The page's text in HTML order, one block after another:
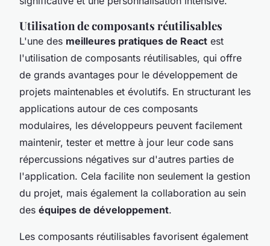
Utilisation de composants réutilisables
L'une des meilleures pratiques de React est
l'utilisation de composants réutilisables, qui offre
de grands avantages pour le développement de
projets maintenables et évolutifs. En structurant les
applications autour de ces composants
modulaires, les développeurs peuvent facilement
maintenir, tester et mettre à jour leur code sans
répercussions négatives sur d'autres parties de
l'application. Cela facilite non seulement la gestion
du projet, mais également la collaboration au sein
des équipes de développement.
Les composants réutilisables favorisent également